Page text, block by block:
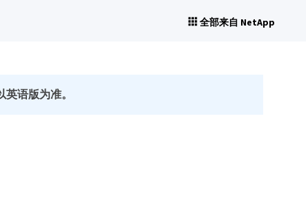
全部来自 NetApp
语版为准。